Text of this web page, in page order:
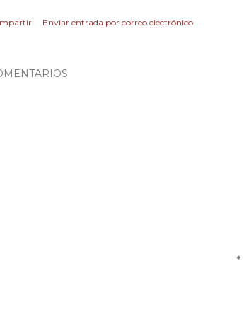
Enviar entrada por correo electrónico